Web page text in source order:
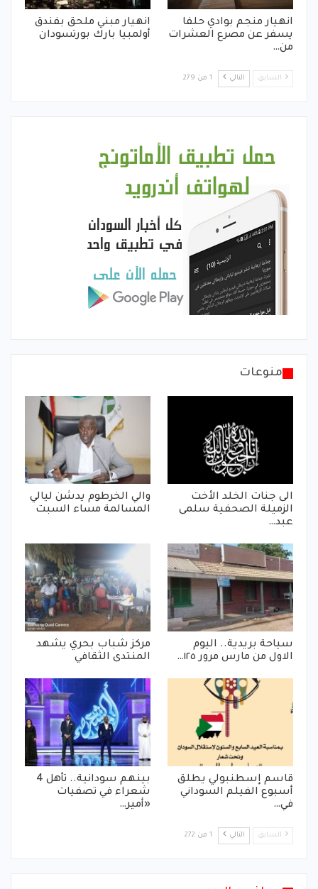
انهيار منجم بوادي حلفا
يسفر عن مصرع العشرات
من…
انهيار مبني ملحق بفندق
أولمبيا بارك بورتسودان
السابق التالي 1 من 279
منوعات
الى جنات الخلد الأخت
الزميلة الصحفية سلمى
عبد…
والي الخرطوم يدشن ليالي
المسالمة مساء السبت
سياحة بريدية.. اليوم
الاول من مارس مرور ١٢٥…
مركز شباب بحري يشهد
المنتدى الثقافي
قاسم إسطنبولي يطلق
أسبوع الفيلم السوداني
في…
بينهم سودانية.. تأهل 4
شعراء في تصفيات
«أمير…
السابق التالي 1 من 272